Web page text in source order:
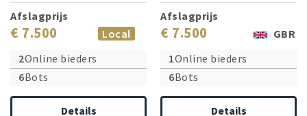
Afslagprijs
€ 7.500
Local
2Online bieders
6Bots
Details
Afslagprijs
€ 7.500
GBR
1Online bieders
6Bots
Details